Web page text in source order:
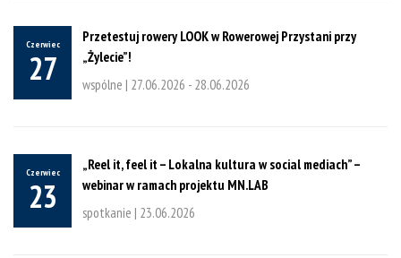
Czerwiec
27
Przetestuj rowery LOOK w Rowerowej Przystani przy
„Żylecie”!
wspólne | 27.06.2026 - 28.06.2026
Czerwiec
23
„Reel it, feel it – Lokalna kultura w social mediach” –
webinar w ramach projektu MN.LAB
spotkanie | 23.06.2026